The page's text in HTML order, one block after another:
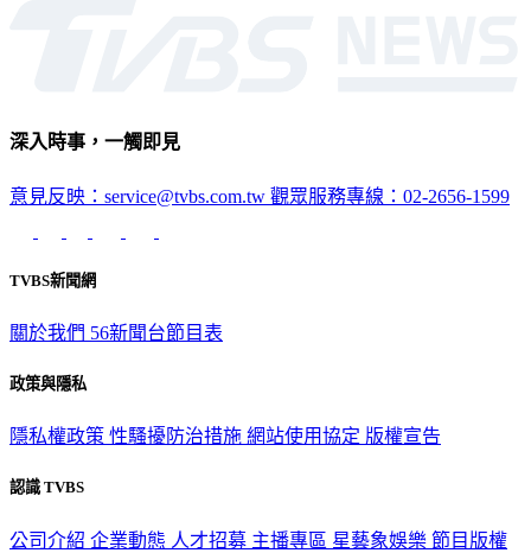
深入時事，一觸即見
意見反映：service@tvbs.com.tw 觀眾服務專線：02-2656-1599
TVBS新聞網
關於我們 56新聞台節目表
政策與隱私
隱私權政策 性騷擾防治措施 網站使用協定 版權宣告
認識 TVBS
公司介紹 企業動態 人才招募 主播專區 星藝象娛樂 節目版權